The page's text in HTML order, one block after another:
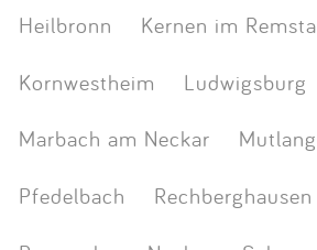
Heilbronn
Kernen im
Kornwestheim
Ludwigsburg
Marbach am Neckar
Pfedelbach
Rechberghausen